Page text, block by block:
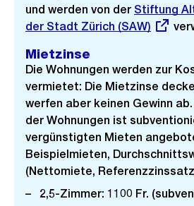
und werden von der Externer
Link:
Stiftung
der Stadt Zürich (SAW)
Mietzinse
Die Wohnungen werden zur
vermietet: Die Mietzinse
werfen aber keinen Gewinn
der Wohnungen ist
vergünstigten Mieten
Beispielmieten,
(Nettomiete, Referenzzinssatz
2,5-Zimmer: 1100 Fr.